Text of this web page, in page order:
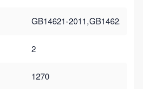
GB14621-2011,GB14622-
2
1270